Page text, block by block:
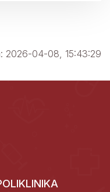
2026-04-08, 15:43:29